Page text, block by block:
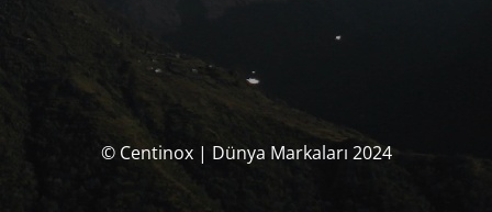
© Centinox | Dünya Markaları 2024